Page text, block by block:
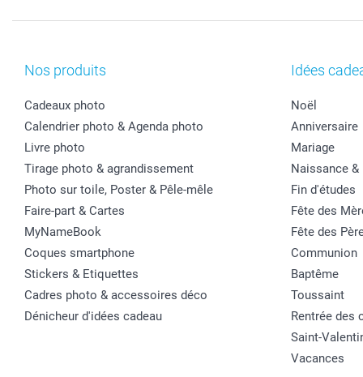
Nos produits
Cadeaux photo
Calendrier photo & Agenda photo
Livre photo
Tirage photo & agrandissement
Photo sur toile, Poster & Pêle-mêle
Faire-part & Cartes
MyNameBook
Coques smartphone
Stickers & Etiquettes
Cadres photo & accessoires déco
Dénicheur d'idées cadeau
Idées
Noël
Anniversaire
Mariage
Naissance &
Fin d'études
Fête des
Fête des
Communion
Baptême
Toussaint
Rentrée des
Saint-
Vacances